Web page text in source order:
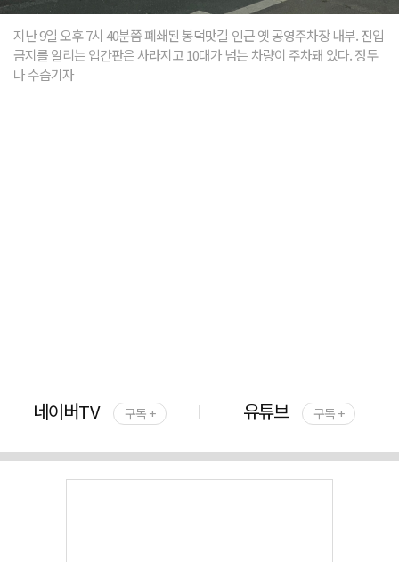
지난 9일 오후 7시 40분쯤 폐쇄된 봉덕맛길 인근 옛 공영주차장 내부. 진입
금지를 알리는 입간판은 사라지고 10대가 넘는 차량이 주차돼 있다. 정두
나 수습기자
네이버TV 구독 + 유튜브 구독 +